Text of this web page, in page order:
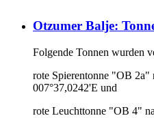
Otzumer Balje:
Folgende Tonnen wurden
rote Spierentonne "OB 2a"
007°37,0242'E und
rote Leuchttonne "OB 4"